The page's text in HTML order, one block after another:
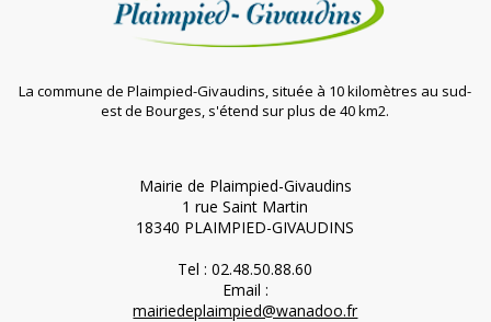
La commune de Plaimpied-Givaudins, située à 10 kilomètres au sud-
est de Bourges, s'étend sur plus de 40 km2.
Mairie de Plaimpied-Givaudins
1 rue Saint Martin
18340 PLAIMPIED-GIVAUDINS
Tel : 02.48.50.88.60
Email :
mairiedeplaimpied@wanadoo.fr